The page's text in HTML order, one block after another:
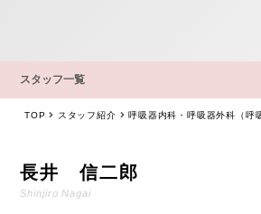
スタッフ一覧
TOP スタッフ紹介 呼吸器内科・呼吸器外科（呼
長井 信二郎
Shinjiro Nagai